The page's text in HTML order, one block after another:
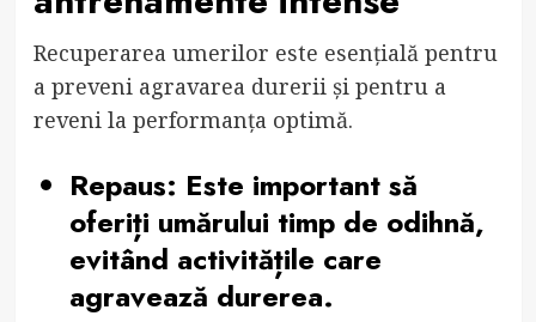
Recuperarea umerilor este esențială pentru
a preveni agravarea durerii și pentru a
reveni la performanța optimă.
Repaus: Este important să
oferiți umărului timp de odihnă,
evitând activitățile care
agravează durerea.